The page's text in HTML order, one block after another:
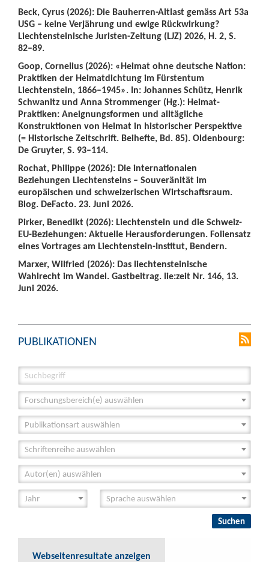
Beck, Cyrus (2026): Die Bauherren-Altlast gemäss Art 53a
USG – keine Verjährung und ewige Rückwirkung?
Liechtensteinische Juristen-Zeitung (LJZ) 2026, H. 2, S.
82–89.
Goop, Cornelius (2026): «Heimat ohne deutsche Nation:
Praktiken der Heimatdichtung im Fürstentum
Liechtenstein, 1866–1945». In: Johannes Schütz, Henrik
Schwanitz und Anna Strommenger (Hg.): Heimat-
Praktiken: Aneignungsformen und alltägliche
Konstruktionen von Heimat in historischer Perspektive
(= Historische Zeitschrift. Beihefte, Bd. 85). Oldenbourg:
De Gruyter, S. 93–114.
Rochat, Philippe (2026): Die internationalen
Beziehungen Liechtensteins – Souveränität im
europäischen und schweizerischen Wirtschaftsraum.
Blog. DeFacto. 23. Juni 2026.
Pirker, Benedikt (2026): Liechtenstein und die Schweiz-
EU-Beziehungen: Aktuelle Herausforderungen. Foliensatz
eines Vortrages am Liechtenstein-Institut, Bendern.
Marxer, Wilfried (2026): Das liechtensteinische
Wahlrecht im Wandel. Gastbeitrag. lie:zeit Nr. 146, 13.
Juni 2026.
PUBLIKATIONEN
Forschungsbereich(e) auswählen
Publikationsart auswählen
Schriftenreihe auswählen
Autor(en) auswählen
Webseitenresultate anzeigen